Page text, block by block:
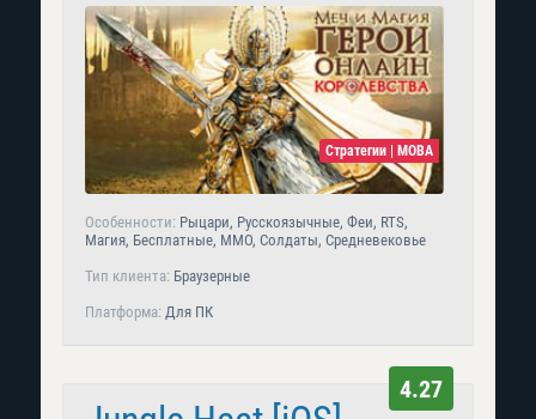
Стратегии | MOBA
Особенности: Рыцари, Русскоязычные, Феи, RTS,
Магия, Бесплатные, MMO, Солдаты, Средневековье
Тип клиента: Браузерные
Платформа: Для ПК
4.27